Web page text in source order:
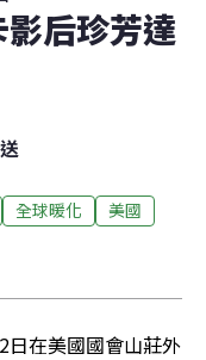
后珍芳達
全球暖化 美國
日在美國國會山莊外